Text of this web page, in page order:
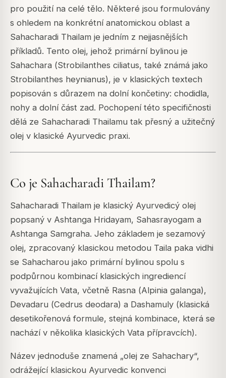
pro použití na celé tělo. Některé jsou formulovány
s ohledem na konkrétní anatomickou oblast a
Sahacharadi Thailam je jedním z nejjasnějších
příkladů. Tento olej, jehož primární bylinou je
Sahachara (Strobilanthes ciliatus, také známá jako
Strobilanthes heynianus), je v klasických textech
popisován s důrazem na dolní končetiny: chodidla,
nohy a dolní část zad. Pochopení této specifičnosti
dělá ze Sahacharadi Thailamu tak přesný a užitečný
olej v klasické Ayurvedic praxi.
Co je Sahacharadi Thailam?
Sahacharadi Thailam je klasický Ayurvedicý olej
popsaný v Ashtanga Hridayam, Sahasrayogam a
Ashtanga Samgraha. Jeho základem je sezamový
olej, zpracovaný klasickou metodou Taila paka vidhi
se Sahacharou jako primární bylinou spolu s
podpůrnou kombinací klasických ingrediencí
vyvažujících Vata, včetně Rasna (Alpinia galanga),
Devadaru (Cedrus deodara) a Dashamuly (klasická
desetikořenová formule, stejná kombinace, která se
nachází v několika klasických Vata přípravcích).
Název jednoduše znamená „olej ze Sahachary“,
odrážející klasickou Ayurvedic konvenci